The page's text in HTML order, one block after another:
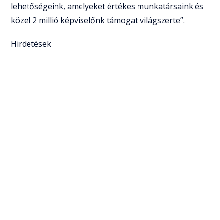
lehetőségeink, amelyeket értékes munkatársaink és
közel 2 millió képviselőnk támogat világszerte”.
Hirdetések